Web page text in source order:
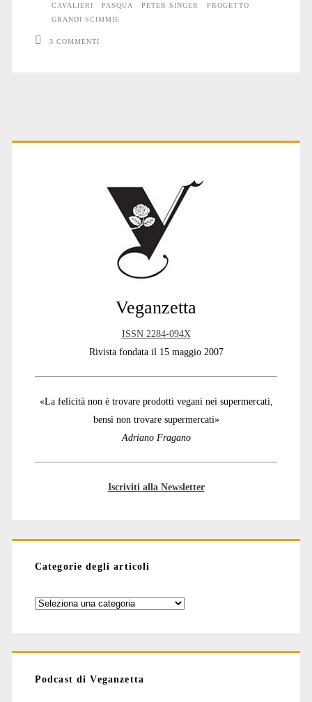
CAVALIERI
PASQUA PETER SINGER
PROGETTO
GRANDI SCIMMIE
3 COMMENTI
Primary
Veganzetta
ISSN 2284-094X
Rivista fondata il 15 maggio 2007
«La felicità non è trovare prodotti vegani nei supermercati,
bensì non trovare supermercati»
Adriano Fragano
Iscriviti alla Newsletter
Categorie degli articoli
Categorie
Podcast di Veganzetta